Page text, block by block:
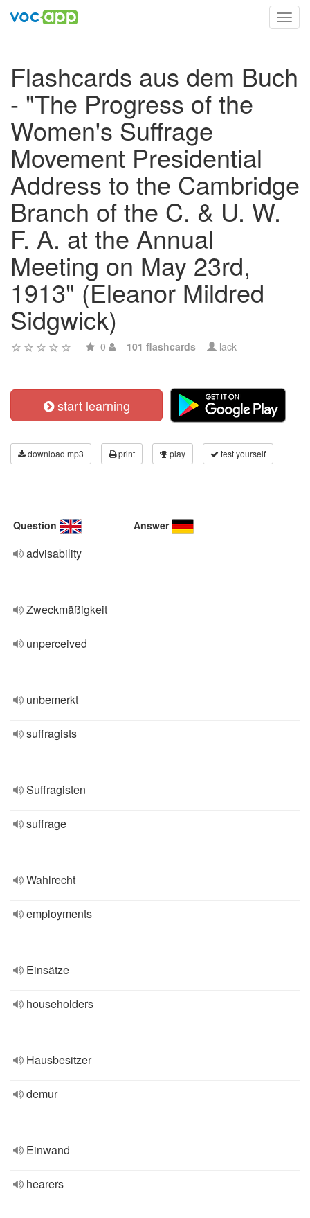
Flashcards aus dem Buch
- "The Progress of the
Women's Suffrage
Movement Presidential
Address to the Cambridge
Branch of the C. & U. W.
F. A. at the Annual
Meeting on May 23rd,
1913" (Eleanor Mildred
Sidgwick)
0 101 flashcards lack
start learning
download mp3 print play test yourself
Question Answer
advisability
Zweckmäßigkeit
unperceived
unbemerkt
suffragists
Suffragisten
suffrage
Wahlrecht
employments
Einsätze
householders
Hausbesitzer
demur
Einwand
hearers